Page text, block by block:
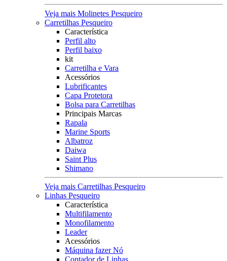
Veja mais Molinetes Pesqueiro
Carretilhas Pesqueiro
Característica
Perfil alto
Perfil baixo
kit
Carretilha e Vara
Acessórios
Lubrificantes
Capa Protetora
Bolsa para Carretilhas
Principais Marcas
Rapala
Marine Sports
Albatroz
Daiwa
Saint Plus
Shimano
Veja mais Carretilhas Pesqueiro
Linhas Pesqueiro
Característica
Multifilamento
Monofilamento
Leader
Acessórios
Máquina fazer Nó
Contador de Linhas